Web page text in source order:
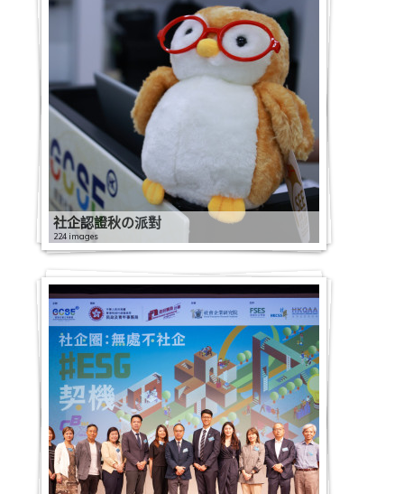
社企認證秋の派對
224 images